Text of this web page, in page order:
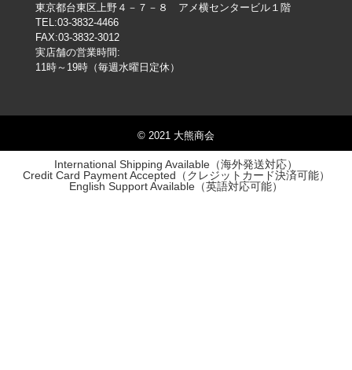
東京都台東区上野４－７－８ アメ横センタービル１階
TEL:03-3832-4466
FAX:03-3832-3012
実店舗の営業時間:
11時～19時（毎週水曜日定休）
© 2021 大熊商会
International Shipping Available（海外発送対応）
Credit Card Payment Accepted（クレジットカード決済可能）
English Support Available（英語対応可能）